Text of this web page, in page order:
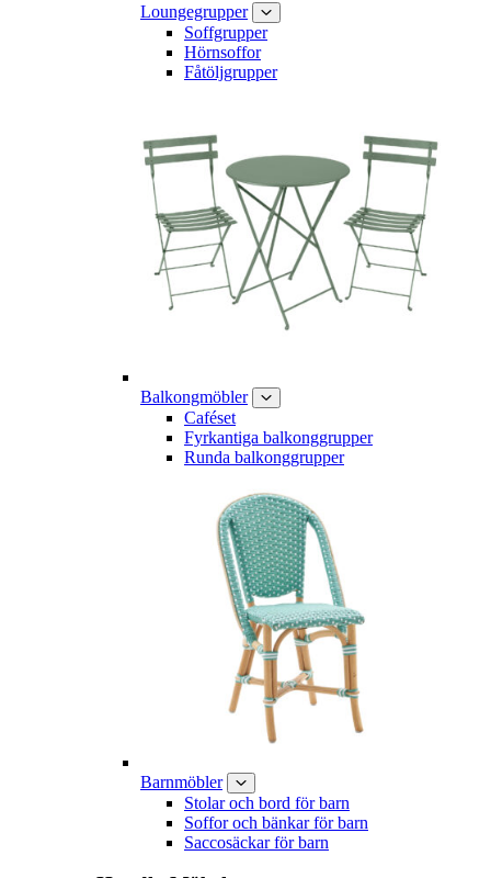
Loungegrupper
Soffgrupper
Hörnsoffor
Fåtöljgrupper
Balkongmöbler
Caféset
Fyrkantiga balkonggrupper
Runda balkonggrupper
Barnmöbler
Stolar och bord för barn
Soffor och bänkar för barn
Saccosäckar för barn